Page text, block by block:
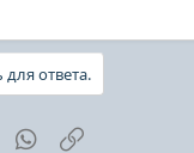
для ответа.
Tumblr WhatsApp